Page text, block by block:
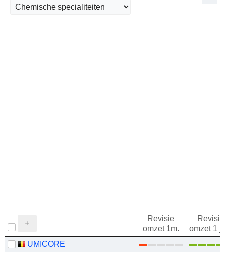
Revisie
omzet 1m.
Revisie
omzet 1
UMICORE